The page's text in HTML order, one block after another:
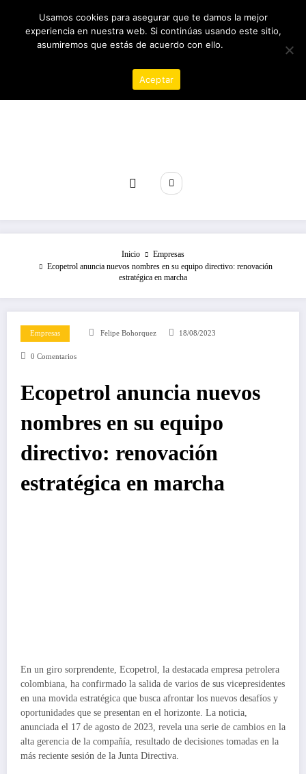
contenido
05/08/2026 3:42:47 AM
Inicio
Empresas
Ecopetrol anuncia nuevos nombres en su equipo directivo: renovación
estratégica en marcha
Empresas Felipe Bohorquez 18/08/2023
0 Comentarios
Ecopetrol anuncia nuevos
nombres en su equipo
directivo: renovación
estratégica en marcha
En un giro sorprendente, Ecopetrol, la destacada empresa petrolera
colombiana, ha confirmado la salida de varios de sus vicepresidentes
en una movida estratégica que busca afrontar los nuevos desafíos y
oportunidades que se presentan en el horizonte. La noticia,
anunciada el 17 de agosto de 2023, revela una serie de cambios en la
alta gerencia de la compañía, resultado de decisiones tomadas en la
más reciente sesión de la Junta Directiva.
Usamos cookies para asegurar que te damos la mejor
experiencia en nuestra web. Si continúas usando este sitio,
asumiremos que estás de acuerdo con ello.
Aceptar